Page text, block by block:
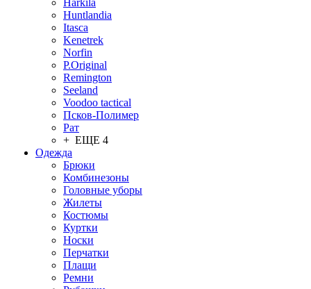
Harkila
Huntlandia
Itasca
Kenetrek
Norfin
P.Original
Remington
Seeland
Voodoo tactical
Псков-Полимер
Рат
+ ЕЩЕ 4
Одежда
Брюки
Комбинезоны
Головные уборы
Жилеты
Костюмы
Куртки
Носки
Перчатки
Плащи
Ремни